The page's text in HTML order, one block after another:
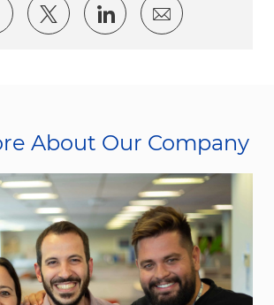
via whatsapp
Share via Facebook
Share via twitter
Share viaShare via
About Our Company